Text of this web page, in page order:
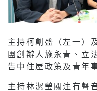
主持柯創盛（左一）
團創辦人施永青、立
告中住屋政策及青年
主持林潔瑩關注有聲